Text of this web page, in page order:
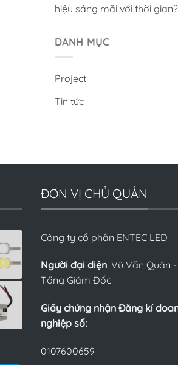
hiệu sáng mãi với thời gian?
DANH MỤC
Project
Tin tức
ĐƠN VỊ CHỦ QUẢN
Công ty cổ phần ENTEC LED
Người đại diện: Vũ Văn Quân -
Tổng Giám Đốc
Giấy chứng nhận Đăng kí
nghiệp số:
0107600659